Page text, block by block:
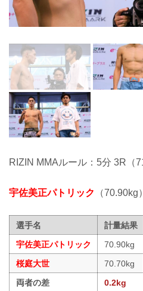
RIZIN MMAルール：5分 3R（
宇佐美正パトリック （70.90kg
選手名 計量結果
宇佐美正パトリック
70.90kg
桜庭大世
70.70kg
両者の差
0.2kg